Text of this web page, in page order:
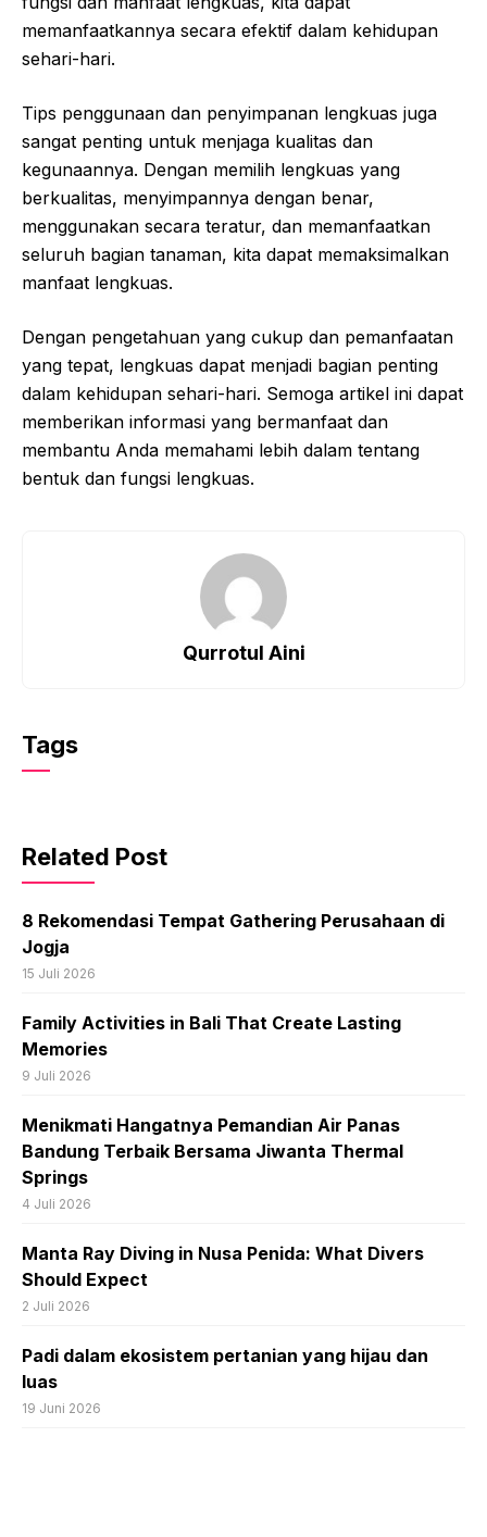
memanfaatkannya secara efektif dalam kehidupan
sehari-hari.
Tips penggunaan dan penyimpanan lengkuas juga
sangat penting untuk menjaga kualitas dan
kegunaannya. Dengan memilih lengkuas yang
berkualitas, menyimpannya dengan benar,
menggunakan secara teratur, dan memanfaatkan
seluruh bagian tanaman, kita dapat memaksimalkan
manfaat lengkuas.
Dengan pengetahuan yang cukup dan pemanfaatan
yang tepat, lengkuas dapat menjadi bagian penting
dalam kehidupan sehari-hari. Semoga artikel ini dapat
memberikan informasi yang bermanfaat dan
membantu Anda memahami lebih dalam tentang
bentuk dan fungsi lengkuas.
Qurrotul Aini
Tags
Related Post
8 Rekomendasi Tempat Gathering Perusahaan di
Jogja
15 Juli 2026
Family Activities in Bali That Create Lasting
Memories
9 Juli 2026
Menikmati Hangatnya Pemandian Air Panas
Bandung Terbaik Bersama Jiwanta Thermal
Springs
4 Juli 2026
Manta Ray Diving in Nusa Penida: What Divers
Should Expect
2 Juli 2026
Padi dalam ekosistem pertanian yang hijau dan
luas
19 Juni 2026